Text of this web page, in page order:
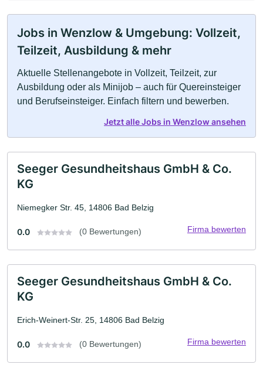
Jobs in Wenzlow & Umgebung: Vollzeit,
Teilzeit, Ausbildung & mehr
Aktuelle Stellenangebote in Vollzeit, Teilzeit, zur
Ausbildung oder als Minijob – auch für Quereinsteiger
und Berufseinsteiger. Einfach filtern und bewerben.
Jetzt alle Jobs in Wenzlow ansehen
Seeger Gesundheitshaus GmbH & Co.
KG
Niemegker Str. 45, 14806 Bad Belzig
0.0 (0 Bewertungen) Firma bewerten
Seeger Gesundheitshaus GmbH & Co.
KG
Erich-Weinert-Str. 25, 14806 Bad Belzig
0.0 (0 Bewertungen) Firma bewerten